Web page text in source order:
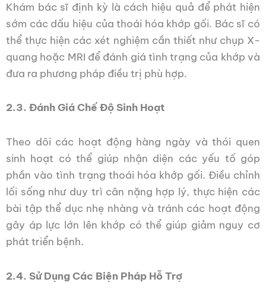
Khám bác sĩ định kỳ là cách hiệu quả để phát hiện
sớm các dấu hiệu của thoái hóa khớp gối. Bác sĩ có
thể thực hiện các xét nghiệm cần thiết như chụp X-
quang hoặc MRI để đánh giá tình trạng của khớp và
đưa ra phương pháp điều trị phù hợp.
2.3. Đánh Giá Chế Độ Sinh Hoạt
Theo dõi các hoạt động hàng ngày và thói quen
sinh hoạt có thể giúp nhận diện các yếu tố góp
phần vào tình trạng thoái hóa khớp gối. Điều chỉnh
lối sống như duy trì cân nặng hợp lý, thực hiện các
bài tập thể dục nhẹ nhàng và tránh các hoạt động
gây áp lực lớn lên khớp có thể giúp giảm nguy cơ
phát triển bệnh.
2.4. Sử Dụng Các Biện Pháp Hỗ Trợ